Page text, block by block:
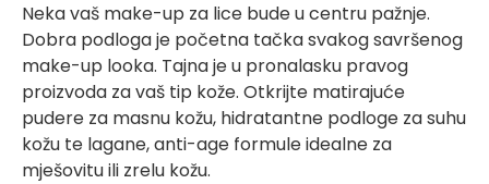
Neka vaš make-up za lice bude u centru pažnje.
Dobra podloga je početna tačka svakog savršenog
make-up looka. Tajna je u pronalasku pravog
proizvoda za vaš tip kože. Otkrijte matirajuće
pudere za masnu kožu, hidratantne podloge za suhu
kožu te lagane, anti-age formule idealne za
mješovitu ili zrelu kožu.